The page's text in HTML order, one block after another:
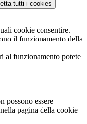
tutti i cookies
cookie consentire.
il funzionamento della
al funzionamento potete
possono essere
pagina della cookie